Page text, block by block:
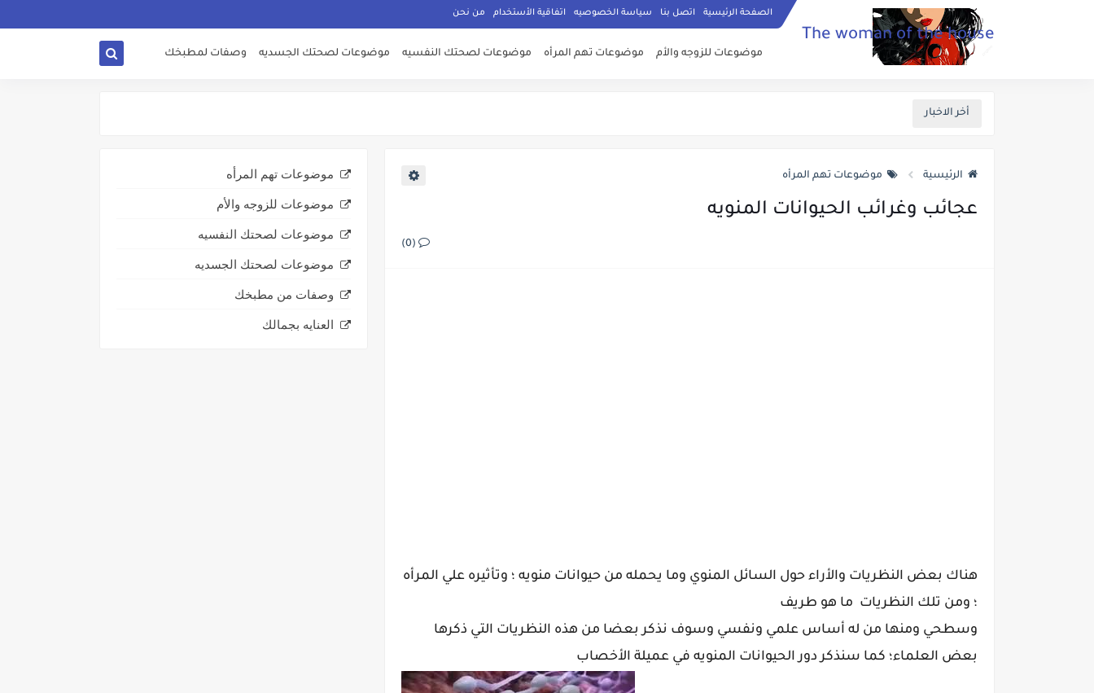
الصفحة الرئيسية اتصل بنا سياسة الخصوصيه اتفاقية الأستخدام من نحن
The woman of the house
موضوعات للزوجه والأم موضوعات تهم المرأه موضوعات لصحتك النفسيه موضوعات لصحتك الجسديه وصفات لمطبخك
أخر الاخبار
الرئيسية موضوعات تهم المرأه
عجائب وغرائب الحيوانات المنويه
(0)
هناك بعض النظريات والأراء حول السائل المنوي وما يحمله من حيوانات منويه ؛ وتأثيره علي المرأه
؛ ومن تلك النظريات ما هو طريف
وسطحي ومنها من له أساس علمي ونفسي وسوف نذكر بعضا من هذه النظريات التي ذكرها
بعض العلماء؛ كما سنذكر دور الحيوانات المنويه في عميلة الأخصاب
موضوعات تهم المرأه
موضوعات للزوجه والأم
موضوعات لصحتك النفسيه
موضوعات لصحتك الجسديه
وصفات من مطبخك
العنايه بجمالك